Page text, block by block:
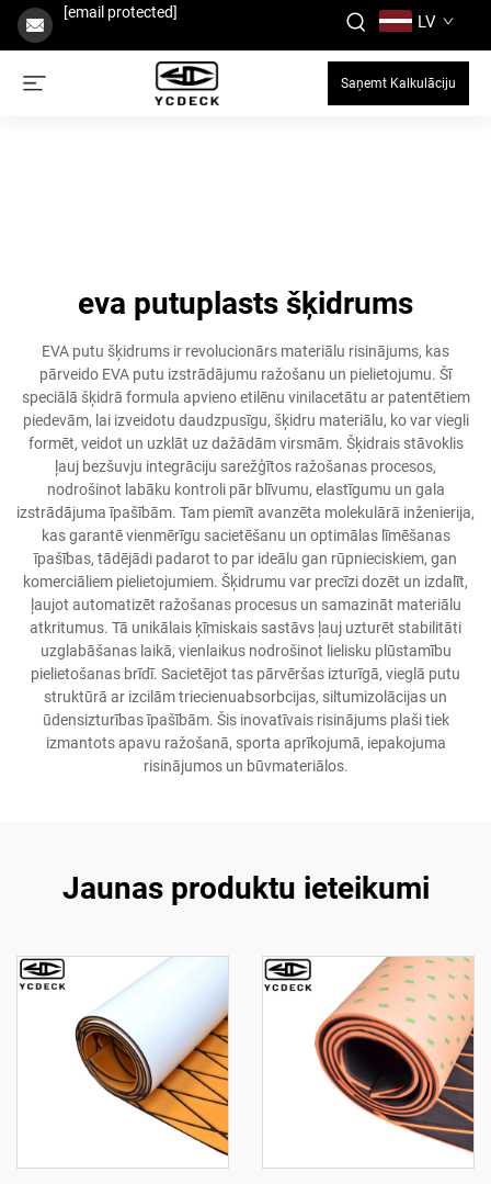
[email protected] LV
Saņemt Kalkulāciju
eva putuplasts šķidrums
EVA putu šķidrums ir revolucionārs materiālu risinājums, kas
pārveido EVA putu izstrādājumu ražošanu un pielietojumu. Šī
speciālā šķidrā formula apvieno etilēnu vinilacetātu ar patentētiem
piedevām, lai izveidotu daudzpusīgu, šķidru materiālu, ko var viegli
formēt, veidot un uzklāt uz dažādām virsmām. Šķidrais stāvoklis
ļauj bezšuvju integrāciju sarežģītos ražošanas procesos,
nodrošinot labāku kontroli pār blīvumu, elastīgumu un gala
izstrādājuma īpašībām. Tam piemīt avanzēta molekulārā inženierija,
kas garantē vienmērīgu sacietēšanu un optimālas līmēšanas
īpašības, tādējādi padarot to par ideālu gan rūpnieciskiem, gan
komerciāliem pielietojumiem. Šķidrumu var precīzi dozēt un izdalīt,
ļaujot automatizēt ražošanas procesus un samazināt materiālu
atkritumus. Tā unikālais ķīmiskais sastāvs ļauj uzturēt stabilitāti
uzglabāšanas laikā, vienlaikus nodrošinot lielisku plūstamību
pielietošanas brīdī. Sacietējot tas pārvēršas izturīgā, vieglā putu
struktūrā ar izcilām triecienuabsorbcijas, siltumizolācijas un
ūdensizturības īpašībām. Šis inovatīvais risinājums plaši tiek
izmantots apavu ražošanā, sporta aprīkojumā, iepakojuma
risinājumos un būvmateriālos.
Jaunas produktu ieteikumi